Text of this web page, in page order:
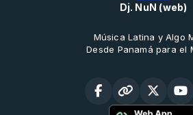
Dj. NuN (web)
Música Latina y Algo
Desde Panamá para el